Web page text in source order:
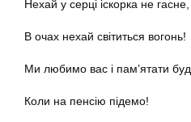
Нехай у серці іскорка не гасне,
В очах нехай світиться вогонь!
Ми любимо вас і пам’ятати
Коли на пенсію підемо!